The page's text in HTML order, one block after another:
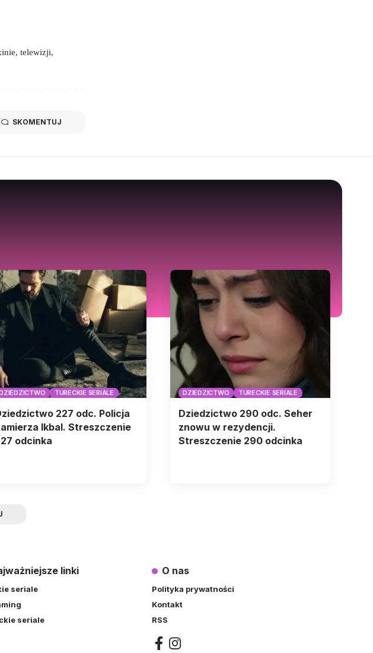
telewizji,
SKOMENTUJ
TURECKIE SERIALE
227 odc. Policja
Ikbal. Streszczenie
odcinka
DZIEDZICTWO TURECKIE SERIALE
Dziedzictwo 290 odc. Seher
znowu w rezydencji.
Streszczenie 290 odcinka
linki
seriale
seriale
O nas
Polityka prywatności
Kontakt
RSS